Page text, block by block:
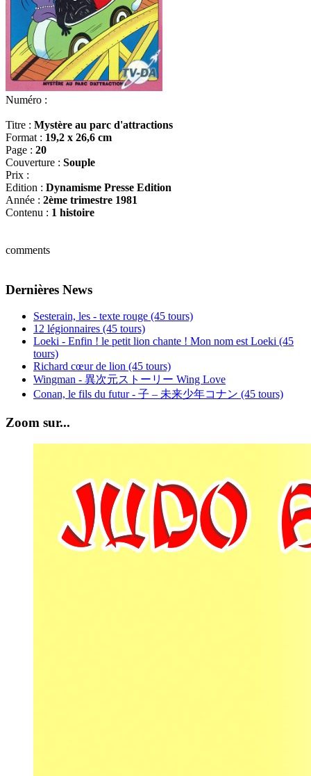
Numéro :
Titre : Mystère au parc d'attractions
Format : 19,2 x 26,6 cm
Page : 20
Couverture : Souple
Prix :
Edition : Dynamisme Presse Edition
Année : 2ème trimestre 1981
Contenu : 1 histoire
comments
Dernières News
Sesterain, les - texte rouge (45 tours)
12 légionnaires (45 tours)
Loeki - Enfin ! le petit lion chante ! Mon nom est Loeki (45
tours)
Richard cœur de lion (45 tours)
Wingman - 異次元ストーリー Wing Love
Conan, le fils du futur - 子 – 未来少年コナン (45 tours)
Zoom sur...